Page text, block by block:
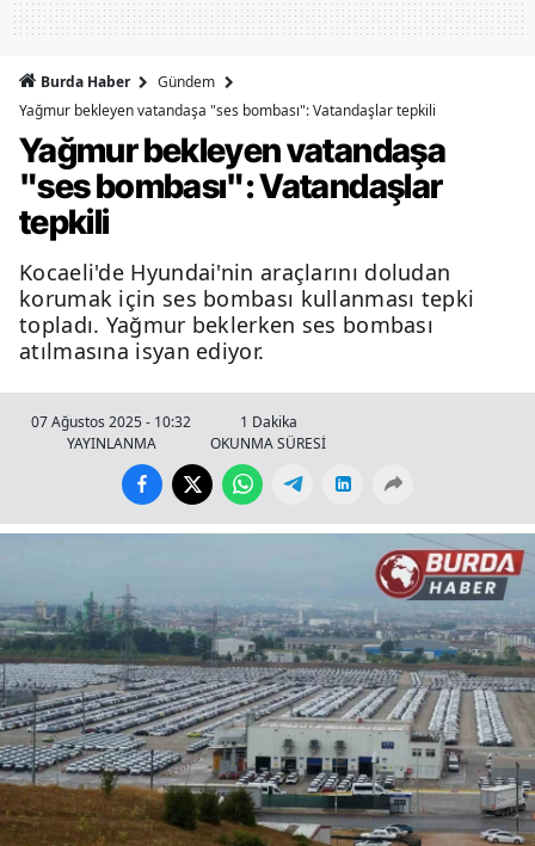
Burda Haber
Gündem
Yağmur bekleyen vatandaşa "ses bombası": Vatandaşlar tepkili
Yağmur bekleyen vatandaşa
"ses bombası": Vatandaşlar
tepkili
Kocaeli'de Hyundai'nin araçlarını doludan
korumak için ses bombası kullanması tepki
topladı. Yağmur beklerken ses bombası
atılmasına isyan ediyor.
07 Ağustos 2025 - 10:32
YAYINLANMA
1 Dakika
OKUNMA SÜRESİ